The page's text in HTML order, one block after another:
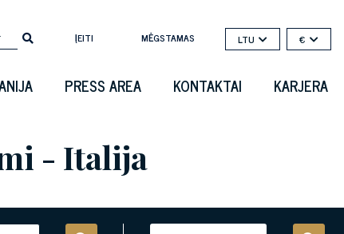
ĮEITI MĖGSTAMAS LTU €
PRESS AREA KONTAKTAI KARJERA
- Italija